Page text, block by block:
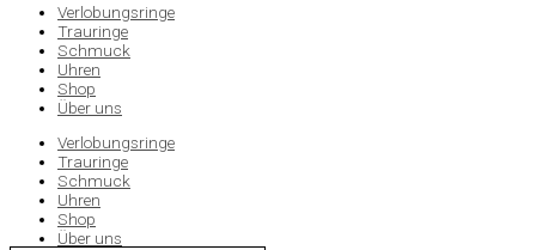
Verlobungsringe
Trauringe
Schmuck
Uhren
Shop
Über uns
Verlobungsringe
Trauringe
Schmuck
Uhren
Shop
Über uns